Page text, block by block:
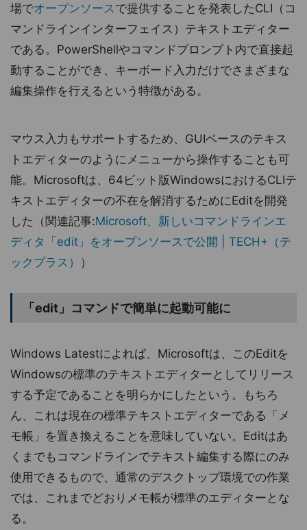
場でオープンソース で提供することを発表したCLI（コ
マンドラインインターフェイス）テキストエディター
である。PowerShellやコマンドプロンプト内で直接起
動することができ、キーボード入力だけでさまざまな
編集操作を行えるという特徴がある。
マウス入力もサポートするため、GUIベースのテキス
トエディターのようにメニューから操作することも可
能。Microsoftは、64ビット版WindowsにおけるCLIテ
キストエディターの不在を解消するためにEditを開発
した（関連記事:Microsoft、新しいコマンドラインエ
ディタ「edit」をオープンソースで公開 | TECH+（テ
ックプラス）
）
「edit」コマンドで簡単に起動可能に
Windows Latestによれば、Microsoftは、このEditを
Windowsの標準のテキストエディターとしてリリース
する予定であることを明らかにしたという。もちろ
ん、これは現在の標準テキストエディターである「メ
モ帳」を置き換えることを意味していない。Editはあ
くまでもコマンドラインでテキスト編集する際にのみ
使用できるもので、通常のデスクトップ環境での作業
では、これまでどおりメモ帳が標準のエディターとな
る。